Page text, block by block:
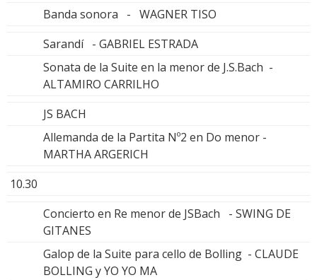
Banda sonora - WAGNER TISO
Sarandí - GABRIEL ESTRADA
Sonata de la Suite en la menor de J.S.Bach -
ALTAMIRO CARRILHO
JS BACH
Allemanda de la Partita Nº2 en Do menor -
MARTHA ARGERICH
10.30
Concierto en Re menor de JSBach - SWING DE
GITANES
Galop de la Suite para cello de Bolling - CLAUDE
BOLLING y YO YO MA